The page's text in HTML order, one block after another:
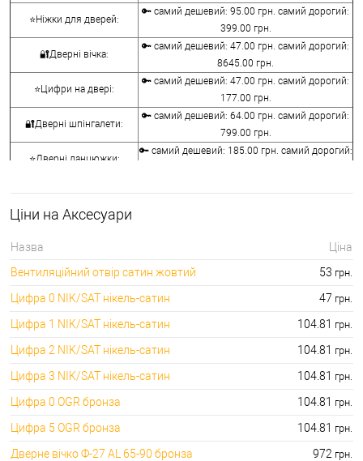
⭐Ніжки для дверей:
🔑 самий дешевий: 95.00 грн. самий дорогий:
399.00 грн.
🔐Дверні вічка:
🔑 самий дешевий: 47.00 грн. самий дорогий:
8645.00 грн.
⭐Цифри на двері:
🔑 самий дешевий: 47.00 грн. самий дорогий:
177.00 грн.
🔐Дверні шпінгалети:
🔑 самий дешевий: 64.00 грн. самий дорогий:
799.00 грн.
⭐Дверні ланцюжки:
🔑 самий дешевий: 185.00 грн. самий дорогий:
🔐Дверні засуви:
дверей:
🔑 самий дешевий: 53.00 грн. самий дорогий:
Ціни на Аксесуари
Назва
Ціна
Вентиляційний отвір сатин жовтий
53 грн.
Цифра 0 NIK/SAT нікель-сатин 47 грн.
Цифра 1 NIK/SAT нікель-сатин 104.81 грн.
Цифра 2 NIK/SAT нікель-сатин 104.81 грн.
Цифра 3 NIK/SAT нікель-сатин 104.81 грн.
Цифра 0 OGR бронза 104.81 грн.
Цифра 5 OGR бронза 104.81 грн.
Дверне вічко Ф-27 AL 65-90 бронза 972 грн.